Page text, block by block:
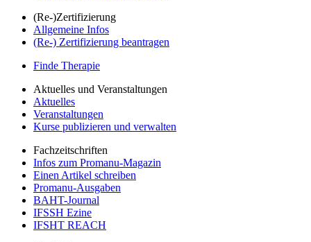
(Re-)Zertifizierung
Allgemeine Infos
(Re-) Zertifizierung beantragen
Finde Therapie
Aktuelles und Veranstaltungen
Aktuelles
Veranstaltungen
Kurse publizieren und verwalten
Fachzeitschriften
Infos zum Promanu-Magazin
Einen Artikel schreiben
Promanu-Ausgaben
BAHT-Journal
IFSSH Ezine
IFSHT REACH